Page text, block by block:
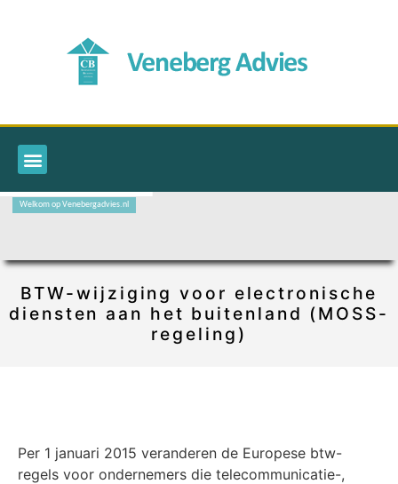
Welkom op Venebergadvies.nl
BTW-wijziging voor electronische
diensten aan het buitenland (MOSS-
regeling)
Per 1 januari 2015 veranderen de Europese btw-
regels voor ondernemers die telecommunicatie-,